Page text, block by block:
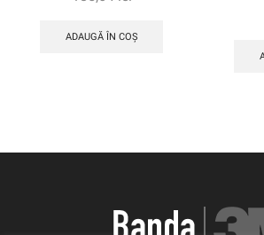
ADAUGĂ ÎN COȘ